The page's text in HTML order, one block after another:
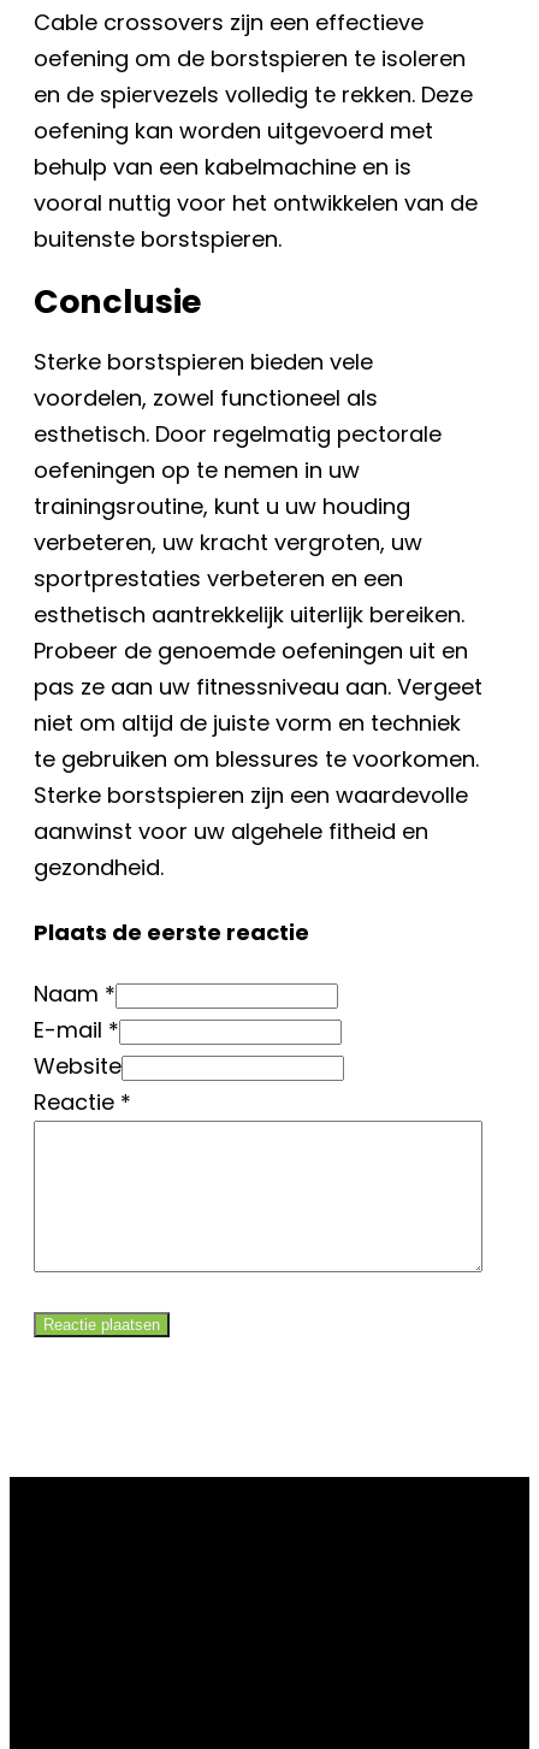
Cable crossovers zijn een effectieve
oefening om de borstspieren te isoleren
en de spiervezels volledig te rekken. Deze
oefening kan worden uitgevoerd met
behulp van een kabelmachine en is
vooral nuttig voor het ontwikkelen van de
buitenste borstspieren.
Conclusie
Sterke borstspieren bieden vele
voordelen, zowel functioneel als
esthetisch. Door regelmatig pectorale
oefeningen op te nemen in uw
trainingsroutine, kunt u uw houding
verbeteren, uw kracht vergroten, uw
sportprestaties verbeteren en een
esthetisch aantrekkelijk uiterlijk bereiken.
Probeer de genoemde oefeningen uit en
pas ze aan uw fitnessniveau aan. Vergeet
niet om altijd de juiste vorm en techniek
te gebruiken om blessures te voorkomen.
Sterke borstspieren zijn een waardevolle
aanwinst voor uw algehele fitheid en
gezondheid.
Plaats de eerste reactie
Naam *
E-mail *
Website
Reactie *